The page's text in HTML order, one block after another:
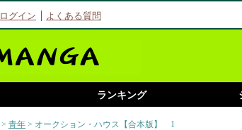
ログイン よくある質問
ランキング
> 青年 > オークション・ハウス【合本版】 1